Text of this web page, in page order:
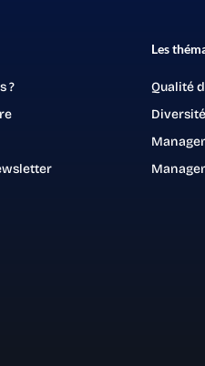
?
Les
Qualité
Diversité